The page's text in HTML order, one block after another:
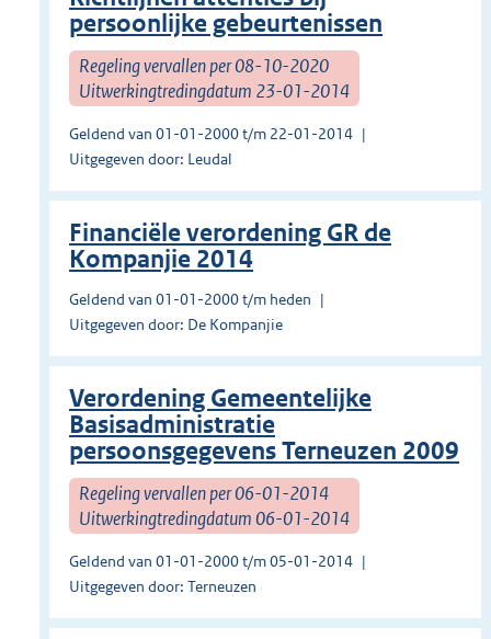
persoonlijke gebeurtenissen
Regeling vervallen per 08-10-2020
Uitwerkingtredingdatum 23-01-2014
Geldend van 01-01-2000 t/m 22-01-2014
Uitgegeven door: Leudal
Financiële verordening GR de
Kompanjie 2014
Geldend van 01-01-2000 t/m heden
Uitgegeven door: De Kompanjie
Verordening Gemeentelijke
Basisadministratie
persoonsgegevens Terneuzen 2009
Regeling vervallen per 06-01-2014
Uitwerkingtredingdatum 06-01-2014
Geldend van 01-01-2000 t/m 05-01-2014
Uitgegeven door: Terneuzen